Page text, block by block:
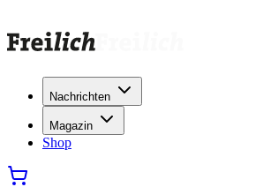
Nachrichten
Magazin
Shop